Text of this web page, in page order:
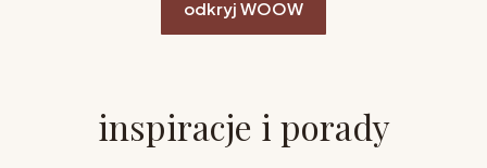
odkryj WOOW
inspiracje i porady